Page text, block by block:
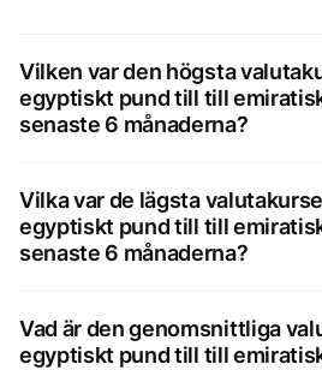
Vilken var den högsta
egyptiskt pund till till
senaste 6 månaderna?
Vilka var de lägsta
egyptiskt pund till till
senaste 6 månaderna?
Vad är den genomsnittliga
egyptiskt pund till till